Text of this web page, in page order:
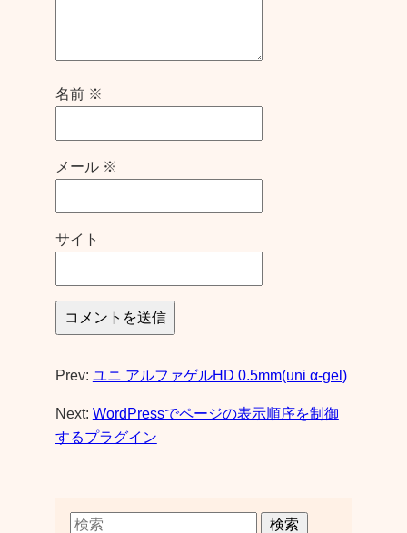
名前 ※
メール ※
サイト
Prev: ユニ アルファゲルHD 0.5mm(uni α-gel)
Next: WordPressでページの表示順序を制御
するプラグイン
検索